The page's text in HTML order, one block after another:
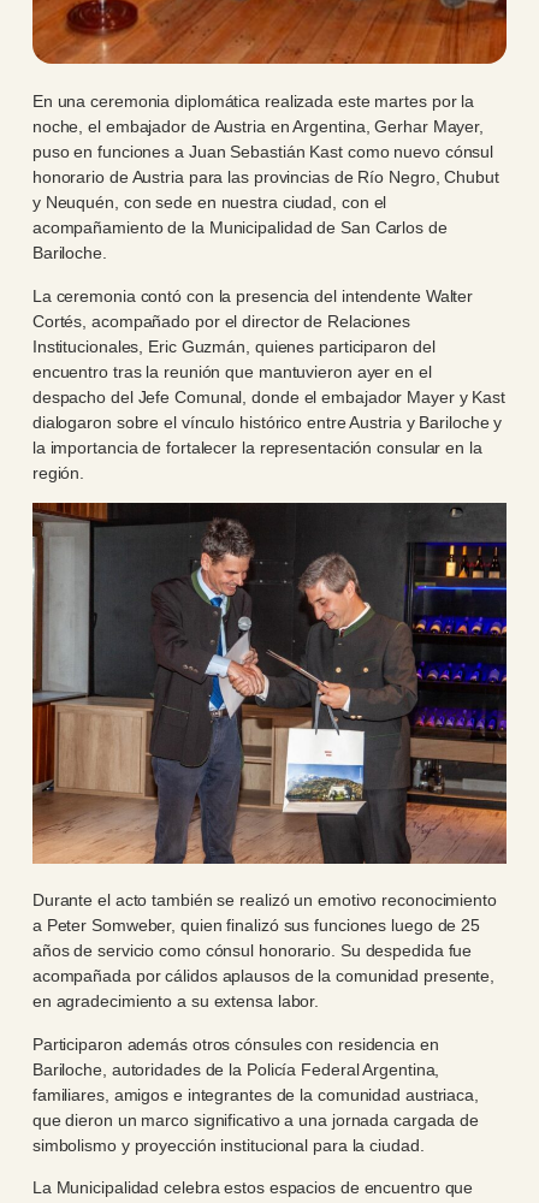
En una ceremonia diplomática realizada este martes por la
noche, el embajador de Austria en Argentina, Gerhar Mayer,
puso en funciones a Juan Sebastián Kast como nuevo cónsul
honorario de Austria para las provincias de Río Negro, Chubut
y Neuquén, con sede en nuestra ciudad, con el
acompañamiento de la Municipalidad de San Carlos de
Bariloche.
La ceremonia contó con la presencia del intendente Walter
Cortés, acompañado por el director de Relaciones
Institucionales, Eric Guzmán, quienes participaron del
encuentro tras la reunión que mantuvieron ayer en el
despacho del Jefe Comunal, donde el embajador Mayer y Kast
dialogaron sobre el vínculo histórico entre Austria y Bariloche y
la importancia de fortalecer la representación consular en la
región.
Durante el acto también se realizó un emotivo reconocimiento
a Peter Somweber, quien finalizó sus funciones luego de 25
años de servicio como cónsul honorario. Su despedida fue
acompañada por cálidos aplausos de la comunidad presente,
en agradecimiento a su extensa labor.
Participaron además otros cónsules con residencia en
Bariloche, autoridades de la Policía Federal Argentina,
familiares, amigos e integrantes de la comunidad austriaca,
que dieron un marco significativo a una jornada cargada de
simbolismo y proyección institucional para la ciudad.
La Municipalidad celebra estos espacios de encuentro que